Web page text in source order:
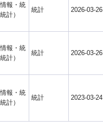
報・統
計）
統計 2026-03-26
報・統
計）
統計 2026-03-26
報・統
計）
統計 2023-03-24